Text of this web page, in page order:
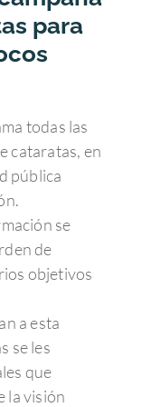
para
todas las
cataratas, en
pública
se
de
objetivos
a esta
se les
que
la visión